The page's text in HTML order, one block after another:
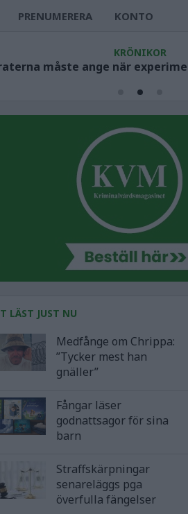
PRENUMERERA KONTO
KRÖNIKOR
LÄST JUST NU
Medfånge om Chrippa:
”Tycker mest han
gnäller”
Fångar läser
godnattsagor för sina
barn
Straffskärpningar
senareläggs pga
överfulla fängelser